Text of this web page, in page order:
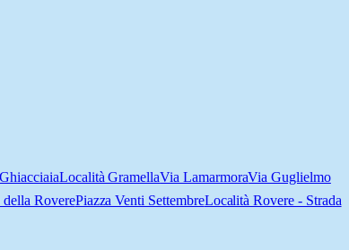
Località GramellaVia LamarmoraVia Guglielmo
della RoverePiazza Venti SettembreLocalità Rovere - Strada